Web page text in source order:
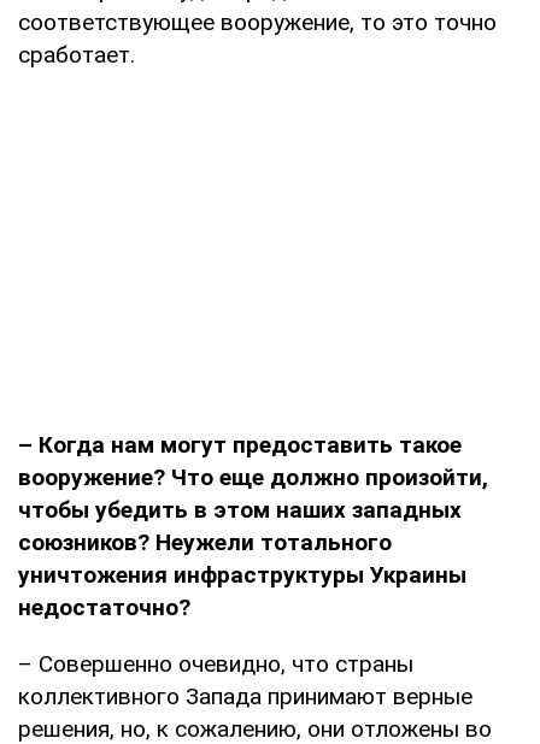
соответствующее вооружение, то это точно
сработает.
– Когда нам могут предоставить такое
вооружение? Что еще должно произойти,
чтобы убедить в этом наших западных
союзников? Неужели тотального
уничтожения инфраструктуры Украины
недостаточно?
– Совершенно очевидно, что страны
коллективного Запада принимают верные
решения, но, к сожалению, они отложены во